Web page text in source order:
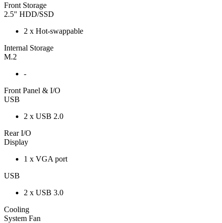
Front Storage
2.5" HDD/SSD
2 x Hot-swappable
Internal Storage
M.2
-
Front Panel & I/O
USB
2 x USB 2.0
Rear I/O
Display
1 x VGA port
USB
2 x USB 3.0
Cooling
System Fan